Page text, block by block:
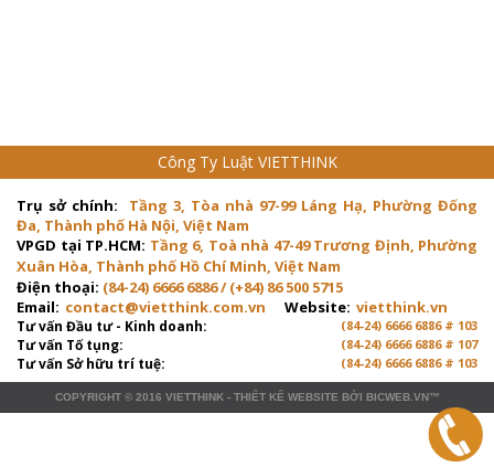
Công Ty Luật VIETTHINK
Trụ sở chính:
Tầng 3, Tòa nhà 97-99 Láng Hạ, Phường Đống
Đa, Thành phố Hà Nội, Việt Nam
VPGD tại TP.HCM: Tầng 6, Toà nhà 47-49 Trương Định, Phường
Xuân Hòa, Thành phố Hồ Chí Minh, Việt Nam
Điện thoại: (84-24) 6666 6886 / (+84) 86 500 5715
Email: contact@vietthink.com.vn Website: vietthink.vn
Tư vấn Đầu tư - Kinh doanh: (84-24) 6666 6886 # 103
Tư vấn Tố tụng: (84-24) 6666 6886 # 107
Tư vấn Sở hữu trí tuệ: (84-24) 6666 6886 # 103
COPYRIGHT © 2016 VIETTHINK - THIẾT KẾ WEBSITE BỞI BICWEB.VN™